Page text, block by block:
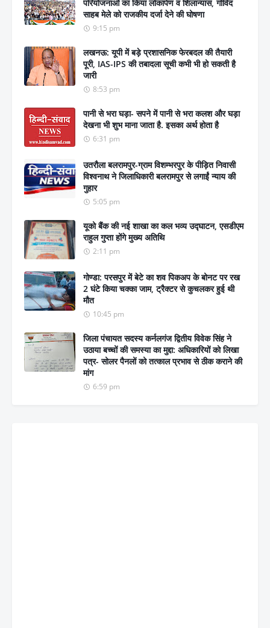
परियोजनाओं का किया लोकार्पण व शिलान्यास, गोविंद
साहब मेले को राजकीय दर्जा देने की घोषणा
9:15 pm
लखनऊ: यूपी में बड़े प्रशासनिक फेरबदल की तैयारी
पूरी, IAS-IPS की तबादला सूची कभी भी हो सकती है
जारी
8:53 pm
पानी से भरा घड़ा- सपने में पानी से भरा कलश और घड़ा
देखना भी शुभ माना जाता है. इसका अर्थ होता है
6:31 pm
उतरौला बलरामपुर-ग्राम विशम्भरपुर के पीड़ित निवासी
विश्वनाथ ने जिलाधिकारी बलरामपुर से लगाईं न्याय की
गुहार
5:05 pm
यूको बैंक की नई शाखा का कल भव्य उद्घाटन, एसडीएम
राहुल गुप्ता होंगे मुख्य अतिथि
2:11 pm
गोण्डा: परसपुर में बेटे का शव पिकअप के बोनट पर रख
2 घंटे किया चक्का जाम, ट्रैक्टर से कुचलकर हुई थी
मौत
10:45 pm
जिला पंचायत सदस्य कर्नलगंज द्वितीय विवेक सिंह ने
उठाया बच्चों की समस्या का मुद्दा: अधिकारियों को लिखा
पत्र- सोलर पैनलों को तत्काल प्रभाव से ठीक कराने की
मांग
6:59 pm